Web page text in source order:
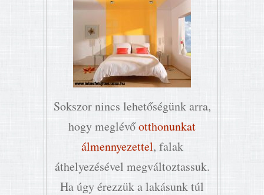
Sokszor nincs lehetőségünk arra,
hogy meglévőotthonunkat
álmennyezettel, falak
áthelyezésével megváltoztassuk.
Ha úgy érezzük a lakásunk túl